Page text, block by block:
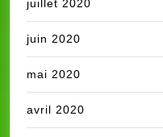
juillet 2020
juin 2020
mai 2020
avril 2020